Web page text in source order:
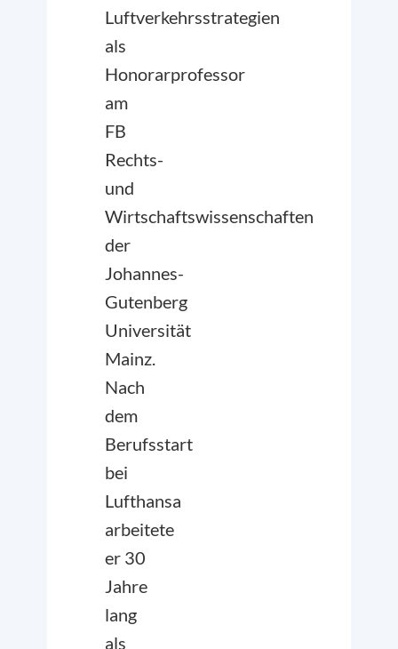
Luftverkehrsstrategien
als
Honorarprofessor
am
FB
Rechts-
und
Wirtschaftswissenschaften
der
Johannes-
Gutenberg
Universität
Mainz.
Nach
dem
Berufsstart
bei
Lufthansa
arbeitete
er 30
Jahre
lang
als